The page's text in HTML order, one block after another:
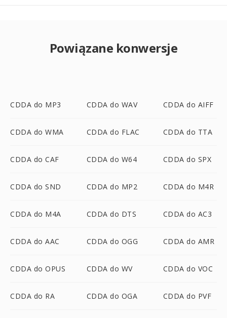
Powiązane konwersje
CDDA do MP3 CDDA do WAV CDDA do AIFF
CDDA do WMA CDDA do FLAC CDDA do TTA
CDDA do CAF CDDA do W64 CDDA do SPX
CDDA do SND CDDA do MP2 CDDA do M4R
CDDA do M4A CDDA do DTS CDDA do AC3
CDDA do AAC CDDA do OGG CDDA do AMR
CDDA do OPUS CDDA do WV CDDA do VOC
CDDA do RA CDDA do OGA CDDA do PVF